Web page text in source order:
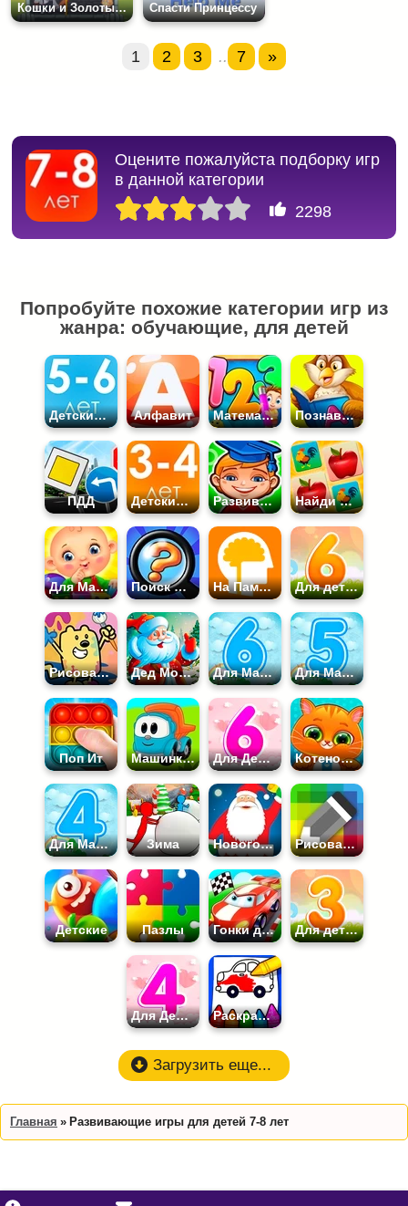
Кошки и Золотые Монеты Спасти Принцессу
1 2 3 .. 7 »
Оцените пожалуйста подборку игр
в данной категории
2298
Попробуйте похожие категории игр из
жанра: обучающие, для детей
Детские Развивающие 5-6 лет Алфавит Математика Познавательные
ПДД Детские Развивающие 3-4 года Развивающие Найди Пару
Для Малышей Поиск Отличий На Память Для детей 6 лет
Рисование Дед Мороз Для Мальчиков 6 лет Для Мальчиков 5 лет
Поп Ит Машинки для Детей Для Девочек 6 лет Котенок Бубу
Для Мальчиков 4 лет Зима Новогодние Рисовалки по клеточкам
Детские Пазлы Гонки для Детей Для детей 3 лет
Для Девочек 4 лет Раскраски для Мальчиков
Загрузить еще...
Главная Развивающие игры для детей 7-8 лет